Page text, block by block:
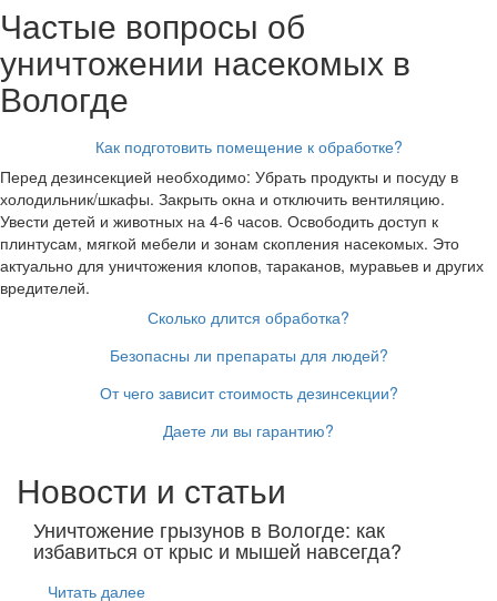
Частые вопросы об
уничтожении насекомых в
Вологде
Как подготовить помещение к обработке?
Перед дезинсекцией необходимо: Убрать продукты и посуду в
холодильник/шкафы. Закрыть окна и отключить вентиляцию.
Увести детей и животных на 4-6 часов. Освободить доступ к
плинтусам, мягкой мебели и зонам скопления насекомых. Это
актуально для уничтожения клопов, тараканов, муравьев и других
вредителей.
Сколько длится обработка?
Безопасны ли препараты для людей?
От чего зависит стоимость дезинсекции?
Даете ли вы гарантию?
Новости и статьи
Уничтожение грызунов в Вологде: как
избавиться от крыс и мышей навсегда?
Читать далее